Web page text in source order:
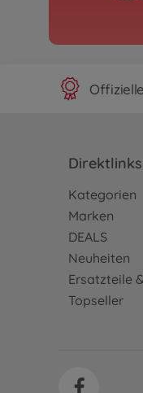
Direktlinks
Kategorien
Marken
DEALS
Neuheiten
Ersatzteile
Topseller